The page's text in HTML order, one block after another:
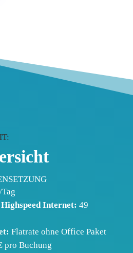
Internet: 49
Flatrate ohne Office Paket
pro Buchung